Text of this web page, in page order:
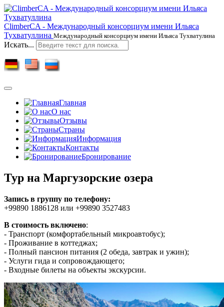
ClimberCA - Международный консорциум имени Ильяса
Тухватуллина Международный консорциум имени Ильяса Тухватулина
Искать...
Главная
О нас
Отзывы
Страны
Информация
Контакты
Бронирование
Тур на Маргузорские озера
Запись в группу по телефону:
+99890 1886128 или +99890 3527483
В стоимость включено:
- Транспорт (комфортабельный микроавтобус);
- Проживание в коттеджах;
- Полный пансион питания (2 обеда, завтрак и ужин);
- Услуги гида и сопровождающего;
- Входные билеты на объекты экскурсии.